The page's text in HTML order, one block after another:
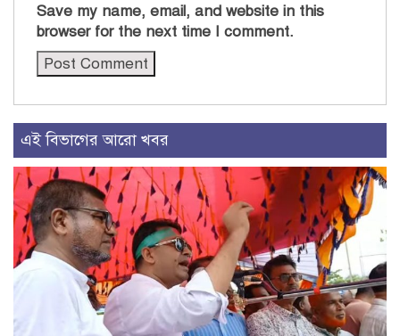
Save my name, email, and website in this
browser for the next time I comment.
এই বিভাগের আরো খবর